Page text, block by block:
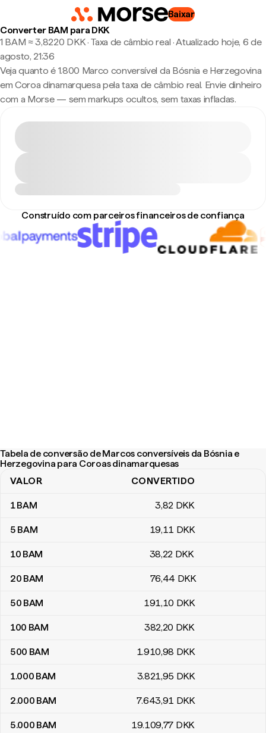
Baixar
Converter BAM para DKK
1 BAM ≈ 3,8220 DKK · Taxa de câmbio real ·Atualizado hoje, 6 de
agosto, 21:36
Veja quanto é 1.800 Marco conversível da Bósnia e Herzegovina
em Coroa dinamarquesa pela taxa de câmbio real. Envie dinheiro
com a Morse — sem markups ocultos, sem taxas infladas.
Construído com parceiros financeiros de confiança
Tabela de conversão de Marcos conversíveis da Bósnia e
Herzegovina para Coroas dinamarquesas
Tabela de conversão de Marcos conversíveis da Bósnia e
VALOR CONVERTIDO
1BAM 3,82 DKK
5 BAM 19,11 DKK
10 BAM 38,22 DKK
20 BAM 76,44 DKK
50 BAM 191,10 DKK
100 BAM 382,20 DKK
500 BAM 1.910,98 DKK
1.000 BAM 3.821,95 DKK
2.000 BAM 7.643,91 DKK
5.000 BAM 19.109,77 DKK